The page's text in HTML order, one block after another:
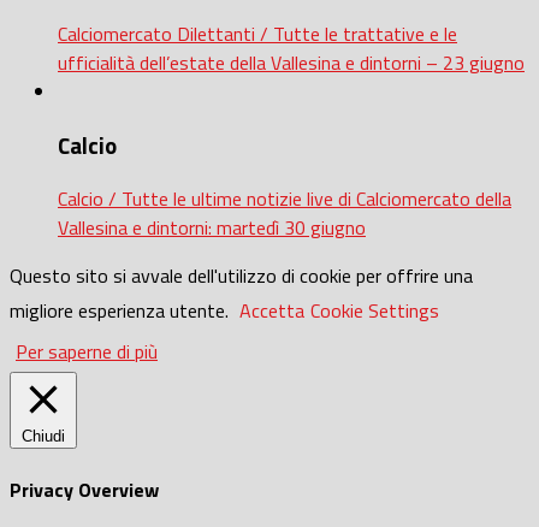
Calciomercato Dilettanti / Tutte le trattative e le
ufficialità dell’estate della Vallesina e dintorni – 23 giugno
Calcio
Calcio / Tutte le ultime notizie live di Calciomercato della
Vallesina e dintorni: martedì 30 giugno
Questo sito si avvale dell'utilizzo di cookie per offrire una
migliore esperienza utente. Accetta Cookie Settings
Per saperne di più
Chiudi
Privacy Overview